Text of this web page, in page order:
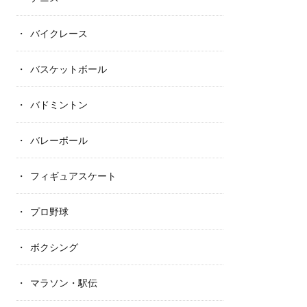
バイクレース
バスケットボール
バドミントン
バレーボール
フィギュアスケート
プロ野球
ボクシング
マラソン・駅伝